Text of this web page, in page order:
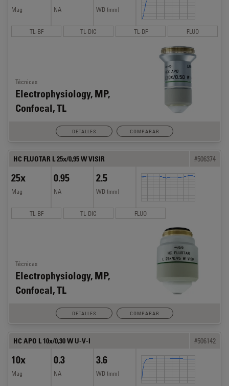
Mag NA WD (mm)
TL-BF TL-DIC TL-DF FLUO
Técnicas
Electrophysiology, MP,
Confocal, TL
DETALLES COMPARAR
HC FLUOTAR L 25x/0,95 W VISIR #506374
25x
Mag
0.95
NA
2.5
WD (mm)
TL-BF TL-DIC FLUO
Técnicas
Electrophysiology, MP,
Confocal, TL
DETALLES COMPARAR
HC APO L 10x/0,30 W U-V-I #506142
10x
Mag
0.3
NA
3.6
WD (mm)